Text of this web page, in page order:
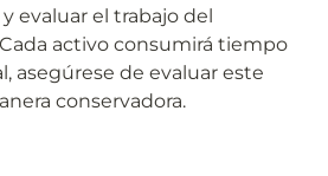
evaluar el trabajo del
activo consumirá tiempo
asegúrese de evaluar este
conservadora.